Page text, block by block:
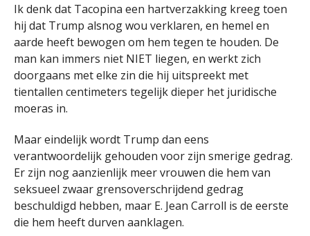
Ik denk dat Tacopina een hartverzakking kreeg toen
hij dat Trump alsnog wou verklaren, en hemel en
aarde heeft bewogen om hem tegen te houden. De
man kan immers niet NIET liegen, en werkt zich
doorgaans met elke zin die hij uitspreekt met
tientallen centimeters tegelijk dieper het juridische
moeras in.
Maar eindelijk wordt Trump dan eens
verantwoordelijk gehouden voor zijn smerige gedrag.
Er zijn nog aanzienlijk meer vrouwen die hem van
seksueel zwaar grensoverschrijdend gedrag
beschuldigd hebben, maar E. Jean Carroll is de eerste
die hem heeft durven aanklagen.